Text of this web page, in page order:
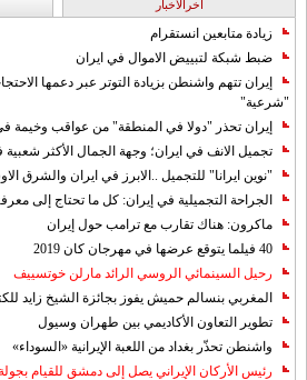
آخرالاخبار
زيادة متابعين انستقرام
ضبط شبكة لتبييض الاموال في ايران
إيران تتهم واشنطن بزيادة التوتر عبر دعمها
"شرعية"
إيران تحذر "دولا في المنطقة" من عواقب وخيمة
تجميل الانف في ايران؛ وجهة الجمال الأكثر شعبية
"نوين ايرانا" للتجميل ..الابرز في ايران والشرق
الجراحة التجميلية في إيران: كل ما تحتاج إلى
ماكرون: هناك تقارب مع ترامب حول إيران
40 فيلما يتوقع عرضها في مهرجان كان 2019
رحيل السينمائي الروسي الرائد مارلن خوتسييف
المغربي بنسالم حميش يفوز بجائزة الشيخ زايد
تطوير التعاون الأكاديمي بين طهران وسيول
واشنطن تحذّر بغداد من اللعبة الإيرانية «السوداء»
رئيس الأركان الإيراني يصل إلى دمشق للقيام